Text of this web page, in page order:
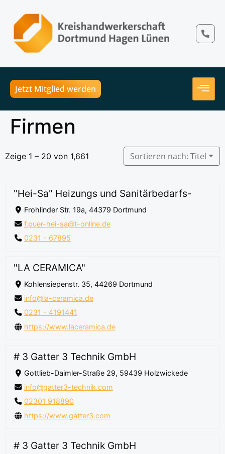
Jetzt Mitglied werden
Firmen
Zeige 1 – 20 von 1,661 Sortieren nach: Titel
"Hei-Sa" Heizungs und Sanitärbedarfs-
Frohlinder Str. 19a, 44379 Dortmund
f.puer-hei-sa@t-online.de
0231 - 67895
"LA CERAMICA"
Kohlensiepenstr. 35, 44269 Dortmund
info@la-ceramica.de
0231 - 4191441
https://www.laceramica.de
# 3 Gatter 3 Technik GmbH
Gottlieb-Daimler-Straße 29, 59439 Holzwickede
info@gatter3-technik.com
02301 918890
https://www.gatter3.com
# 3 Gatter 3 Technik GmbH